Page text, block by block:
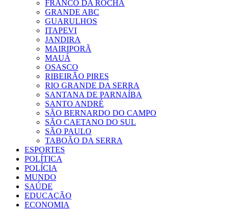
FRANCO DA ROCHA
GRANDE ABC
GUARULHOS
ITAPEVI
JANDIRA
MAIRIPORÃ
MAUÁ
OSASCO
RIBEIRÃO PIRES
RIO GRANDE DA SERRA
SANTANA DE PARNAÍBA
SANTO ANDRÉ
SÃO BERNARDO DO CAMPO
SÃO CAETANO DO SUL
SÃO PAULO
TABOÃO DA SERRA
ESPORTES
POLÍTICA
POLÍCIA
MUNDO
SAÚDE
EDUCAÇÃO
ECONOMIA